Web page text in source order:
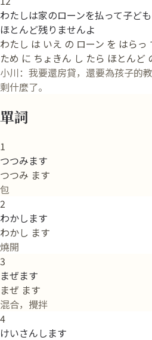
わたしは家のローンを払って子ど
ほとんど残りませんよ
わたし は いえ の ローン を はら
ため に ちょきん し たら ほとんど
小川：我要還房貸，還要為孩子的
剩什麼了。
單詞
1
つつみます
つつみ ます
包
2
わかします
わかし ます
燒開
3
まぜます
まぜ ます
混合，攪拌
4
けいさんします